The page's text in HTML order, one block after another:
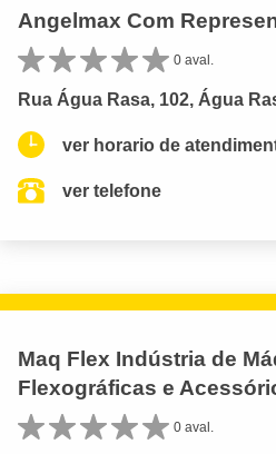
Angelmax Com
0 aval.
Rua Água Rasa, 102, Água
ver horario de
ver telefone
Maq Flex Indústria de
Flexográficas e
0 aval.